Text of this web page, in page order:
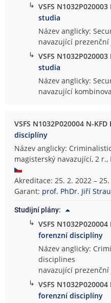
↳ VSFS N1032P020003
studia
Název anglicky:
navazující
↳ VSFS N1032P020003
studia
Název anglicky:
navazující
VSFS N1032P020004 N-KFD
disciplíny
Název anglicky:
magisterský navazující, 2
Akreditace: 25. 2. 2022 –
Garant: prof. PhDr. Jiří
Studijní plány:
↳ VSFS N1032P020004
forenzní disciplíny
Název anglicky:
disciplines
navazující
↳ VSFS N1032P020004
forenzní disciplíny